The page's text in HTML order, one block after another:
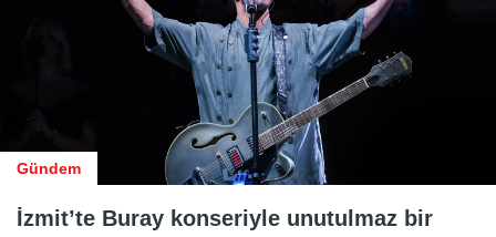
Gündem
İzmit’te Buray konseriyle unutulmaz bir